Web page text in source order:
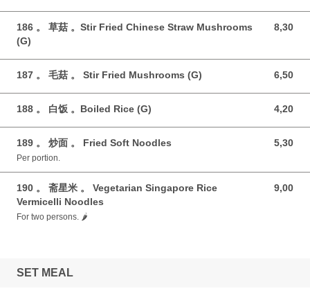
186 。 草菇 。Stir Fried Chinese Straw Mushrooms
(G)
8,30
8,30 GBP
187 。 毛菇 。 Stir Fried Mushrooms (G) 6,50
6,50 GBP
188 。 白饭 。Boiled Rice (G) 4,20
4,20 GBP
189 。 炒面 。 Fried Soft Noodles 5,30
5,30 GBP
Per portion.
190 。 斋星米 。 Vegetarian Singapore Rice
Vermicelli Noodles
9,00
9,00 GBP
For two persons. 🌶️
SET MEAL